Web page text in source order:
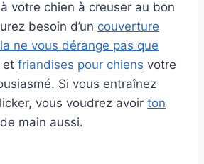
votre chien à creuser au bon
besoin d’un couverture
ne vous dérange pas que
et friandises pour chiens votre
Si vous entraînez
vous voudrez avoir ton
main aussi.